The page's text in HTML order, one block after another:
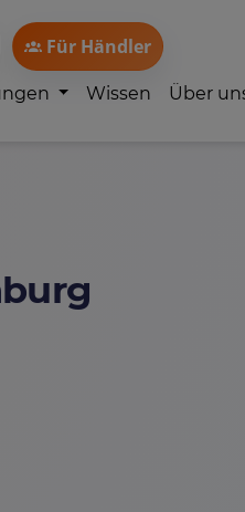
Für Händler
Wissen Über